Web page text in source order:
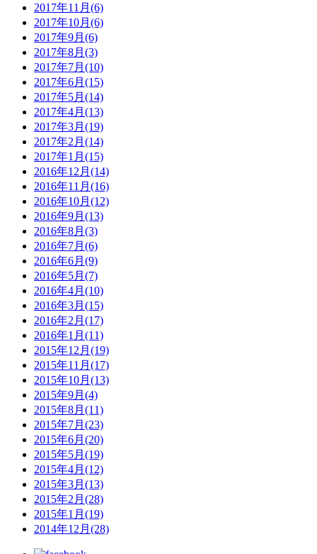
2017年11月(6)
2017年10月(6)
2017年9月(6)
2017年8月(3)
2017年7月(10)
2017年6月(15)
2017年5月(14)
2017年4月(13)
2017年3月(19)
2017年2月(14)
2017年1月(15)
2016年12月(14)
2016年11月(16)
2016年10月(12)
2016年9月(13)
2016年8月(3)
2016年7月(6)
2016年6月(9)
2016年5月(7)
2016年4月(10)
2016年3月(15)
2016年2月(17)
2016年1月(11)
2015年12月(19)
2015年11月(17)
2015年10月(13)
2015年9月(4)
2015年8月(11)
2015年7月(23)
2015年6月(20)
2015年5月(19)
2015年4月(12)
2015年3月(13)
2015年2月(28)
2015年1月(19)
2014年12月(28)